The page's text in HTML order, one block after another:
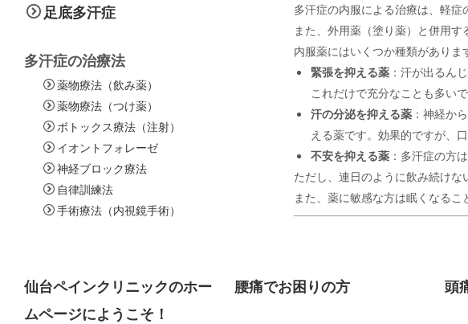
多汗症の内服による治療は、軽症
また、外用薬（塗り薬）と併用す
内服薬にはいくつか種類がありま
緊張を抑える薬 ：汗が出るん
これだけで充分なことも多い
汗の分泌を抑える薬 ：神経か
える薬です。効果的ですが、
不安を抑える薬 ：多汗症の方
ただし、連日のように飲み続けな
また、薬に敏感な方は眠くなる
足底多汗症
多汗症の治療法
薬物療法（飲み薬）
薬物療法（つけ薬）
ボトックス療法（注射）
イオントフォレーゼ
神経ブロック療法
自律訓練法
手術療法（内視鏡手術）
仙台ペインクリニックのホー
ムページにようこそ！
腰痛でお困りの方 頭